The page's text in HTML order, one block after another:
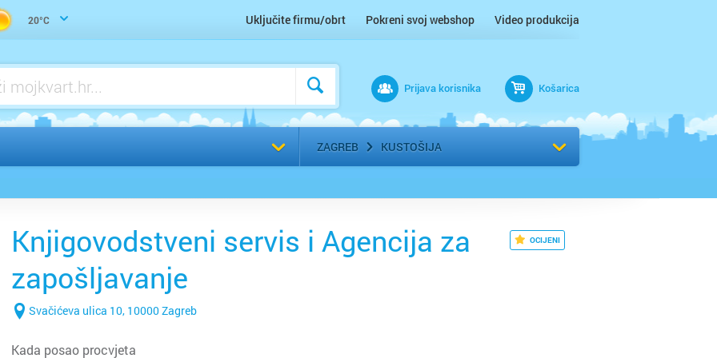
20°C Uključite firmu/obrt Pokreni svoj webshop Video produkcija
Prijava korisnika Košarica
ZAGREB KUSTOŠIJA
Odaberi grad
OCIJENI
Knjigovodstveni servis i Agencija za
zapošljavanje
Svačićeva ulica 10, 10000 Zagreb
Kada posao procvjeta